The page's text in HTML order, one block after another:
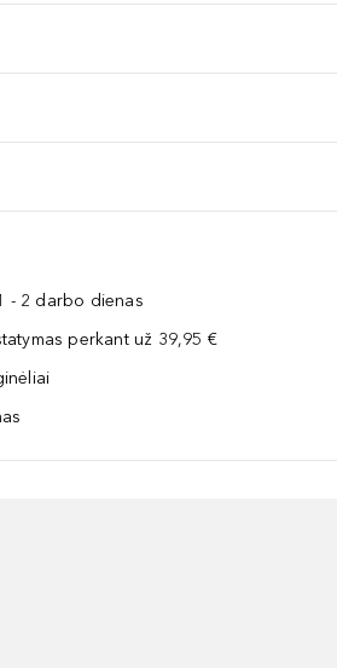
- 2 darbo dienas
perkant už 39,95 €